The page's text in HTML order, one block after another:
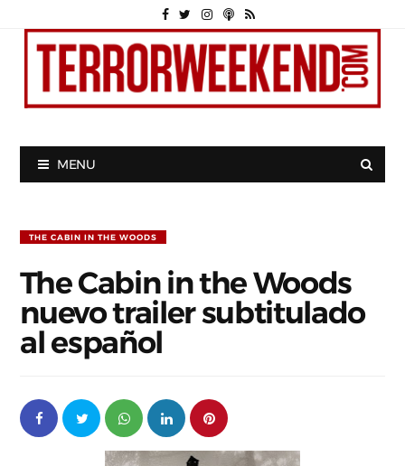
MENU
THE CABIN IN THE WOODS
The Cabin in the Woods
nuevo trailer subtitulado
al español